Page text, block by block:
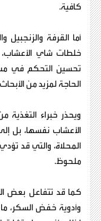
كافية.
أما القرفة
خلطات شاي
تحسين التحكم في
الحاجة لمزيد من
ويحذر خبراء التغذية
الأعشاب نفسها، بل
المحلاة، والتي قد
ملحوظ.
كما قد تتفاعل بعض
وأدوية خفض السكر،